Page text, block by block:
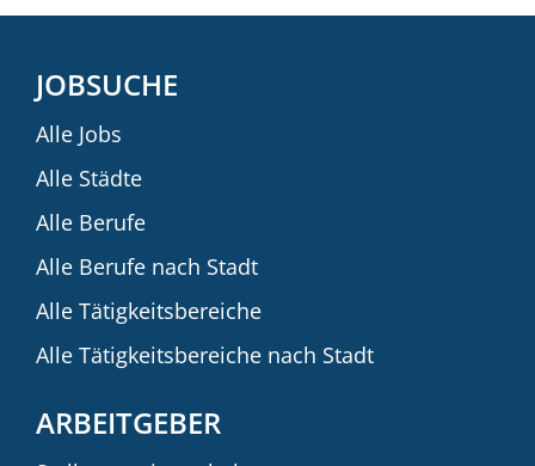
JOBSUCHE
Alle Jobs
Alle Städte
Alle Berufe
Alle Berufe nach Stadt
Alle Tätigkeitsbereiche
Alle Tätigkeitsbereiche nach Stadt
ARBEITGEBER